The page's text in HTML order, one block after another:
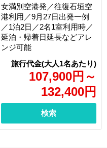
107,900円 ～
132,400円
女満別空港発／往復石垣空
港利用／9月27日出発一例
／1泊2日／2名1室利用時／
延泊・帰着日延長などアレ
ンジ可能
検索